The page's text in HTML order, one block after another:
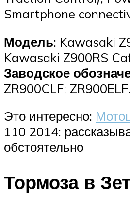
Smartphone
Модель: Kawasaki
Kawasaki Z900RS
Заводское
ZR900CLF; ZR900ELF.
Это интересно:
110 2014:
обстоятельно
Тормоза в